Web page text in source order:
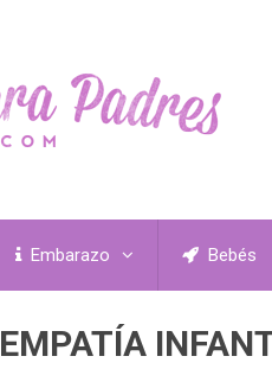
Embarazo Bebés
EMPATÍA